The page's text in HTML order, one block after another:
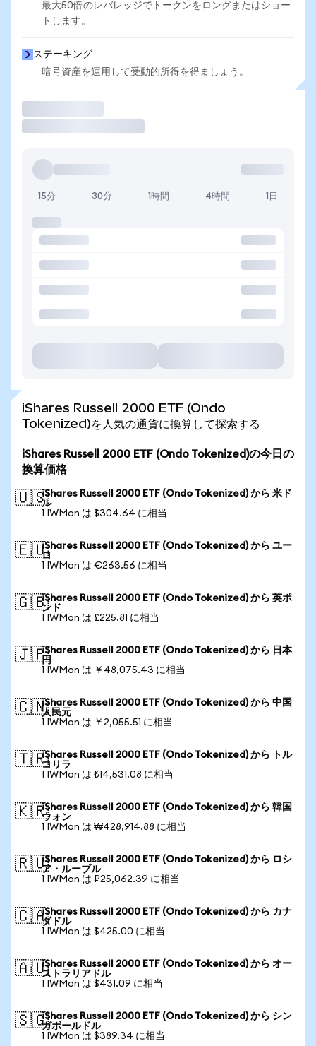
最大50倍のレバレッジでトークンをロングまたはショー
トします。
ステーキング
暗号資産を運用して受動的所得を得ましょう。
15分 30分 1時間 4時間 1日
iShares Russell 2000 ETF (Ondo
Tokenized)を人気の通貨に換算して探索する
iShares Russell 2000 ETF (Ondo Tokenized)の今日の
換算価格
🇺🇸iShares Russell 2000 ETF (Ondo Tokenized) から 米ド
ル
1 IWMon は $304.64 に相当
🇪🇺iShares Russell 2000 ETF (Ondo Tokenized) から ユー
ロ
1 IWMon は €263.56 に相当
🇬🇧iShares Russell 2000 ETF (Ondo Tokenized) から 英ポ
ンド
1 IWMon は £225.81 に相当
🇯🇵iShares Russell 2000 ETF (Ondo Tokenized) から 日本
円
1 IWMon は ￥48,075.43 に相当
🇨🇳iShares Russell 2000 ETF (Ondo Tokenized) から 中国
人民元
1 IWMon は ￥2,055.51 に相当
🇹🇷iShares Russell 2000 ETF (Ondo Tokenized) から トル
コリラ
1 IWMon は ₺14,531.08 に相当
🇰🇷iShares Russell 2000 ETF (Ondo Tokenized) から 韓国
ウォン
1 IWMon は ₩428,914.88 に相当
🇷🇺iShares Russell 2000 ETF (Ondo Tokenized) から ロシ
ア・ルーブル
1 IWMon は ₽25,062.39 に相当
🇨🇦iShares Russell 2000 ETF (Ondo Tokenized) から カナ
ダドル
1 IWMon は $425.00 に相当
🇦🇺iShares Russell 2000 ETF (Ondo Tokenized) から オー
ストラリアドル
1 IWMon は $431.09 に相当
🇸🇬iShares Russell 2000 ETF (Ondo Tokenized) から シン
ガポールドル
1 IWMon は $389.34 に相当